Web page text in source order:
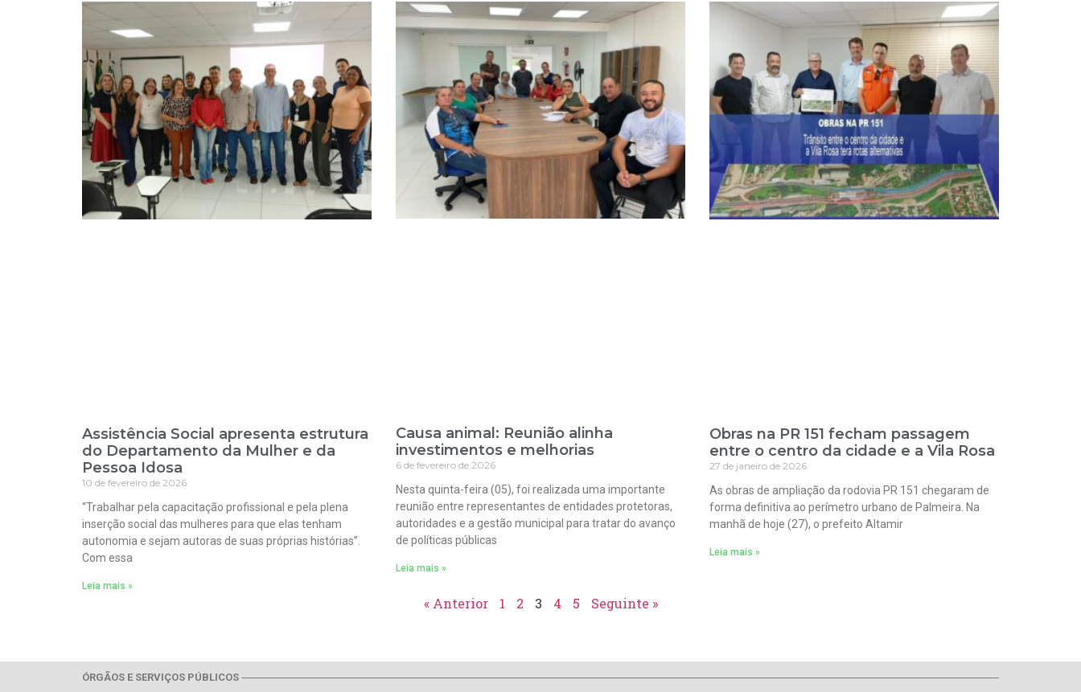
Assistência Social apresenta estrutura
do Departamento da Mulher e da
Pessoa Idosa
10 de fevereiro de 2026
“Trabalhar pela capacitação profissional e pela plena
inserção social das mulheres para que elas tenham
autonomia e sejam autoras de suas próprias histórias”.
Com essa
Leia mais »
Causa animal: Reunião alinha
investimentos e melhorias
6 de fevereiro de 2026
Nesta quinta-feira (05), foi realizada uma importante
reunião entre representantes de entidades protetoras,
autoridades e a gestão municipal para tratar do avanço
de políticas públicas
Leia mais »
Obras na PR 151 fecham passagem
entre o centro da cidade e a Vila Rosa
27 de janeiro de 2026
As obras de ampliação da rodovia PR 151 chegaram de
forma definitiva ao perímetro urbano de Palmeira. Na
manhã de hoje (27), o prefeito Altamir
Leia mais »
« Anterior 1 2 3 4 5 Seguinte »
ÓRGÃOS E SERVIÇOS PÚBLICOS